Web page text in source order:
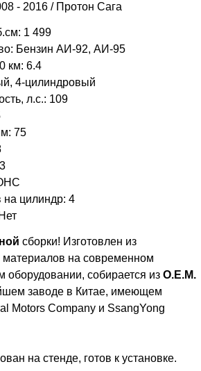
- 2016 / Протон Сага
1 499
Бензин АИ-92, АИ-95
км: 6.4
4-цилиндровый
л.с.: 109
75
на цилиндр: 4
сборки! Изготовлен из
материалов на современном
оборудовании, собирается из О.Е.М.
заводе в Китае, имеющем
Motors Company и SsangYong
на стенде, готов к установке.